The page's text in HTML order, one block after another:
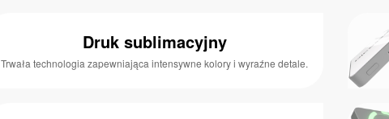
Druk sublimacyjny
Trwała technologia zapewniająca intensywne kolory i wyraźne detale.